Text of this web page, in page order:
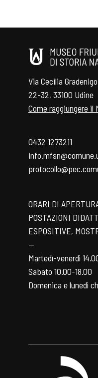
Via Cecilia
22-32, 33100 Udine
Come raggiungere il
0432 1273211
ORARI DI
POSTAZIONI
ESPOSITIVE,
—
Martedì-venerdì
Sabato 10.00-18.00
Domenica e lunedì